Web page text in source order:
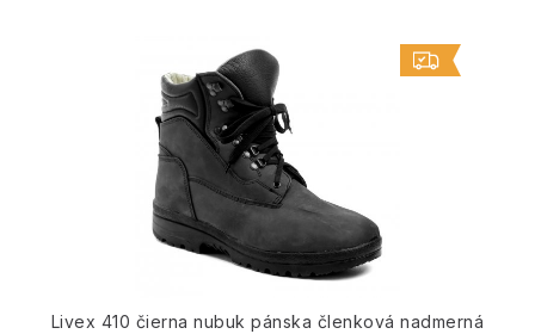
Livex 410 čierna nubuk pánska členková nadmerná